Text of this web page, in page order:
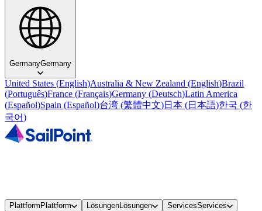
GermanyGermany
United States (English)Australia & New Zealand (English)Brazil
(Português)France (Français)Germany (Deutsch)Latin America
(Español)Spain (Español)台湾 (繁體中文)日本 (日本語)한국 (한
국어)
Plattform Plattform LösungenLösungen ServicesServices